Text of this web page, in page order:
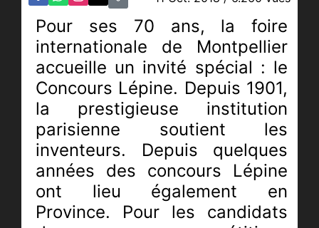
Pour ses 70 ans, la foire
internationale de Montpellier
accueille un invité spécial : le
Concours Lépine. Depuis 1901,
la prestigieuse institution
parisienne soutient les
inventeurs. Depuis quelques
années des concours Lépine
ont lieu également en
Province. Pour les candidats